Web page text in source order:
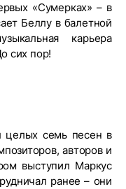
«Сумерках» – в
Беллу в балетной
карьера
сих пор!
целых семь песен в
авторов и
выступил Маркус
ранее – они